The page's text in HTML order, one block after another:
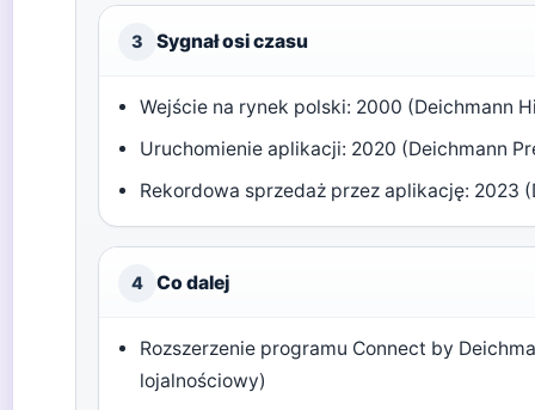
3 Sygnał osi czasu
Wejście na rynek polski: 2000 (Deichmann
Uruchomienie aplikacji: 2020 (Deichmann
Rekordowa sprzedaż przez aplikację: 2023
4 Co dalej
Rozszerzenie programu Connect by
lojalnościowy)